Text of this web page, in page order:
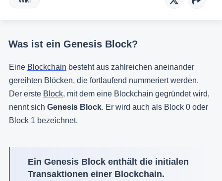
Was ist ein Genesis Block?
Eine Blockchain besteht aus zahlreichen aneinander
gereihten Blöcken, die fortlaufend nummeriert werden.
Der erste Block, mit dem eine Blockchain gegründet wird,
nennt sich Genesis Block. Er wird auch als Block 0 oder
Block 1 bezeichnet.
Ein Genesis Block enthält die initialen
Transaktionen einer Blockchain.